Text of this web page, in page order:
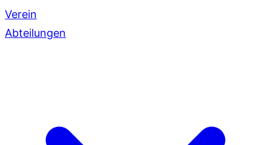
Verein
Abteilungen